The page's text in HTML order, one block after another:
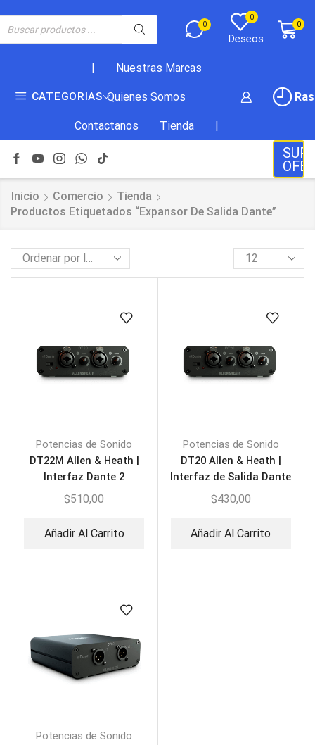
0
0
Deseos
0
CATEGORIAS
Nuestras Marcas
Quienes Somos
Contactanos Tienda
Inicio Comercio
Tienda
Productos Etiquetados “expansor De Salida Dante”
Potencias de Sonido
DT22M Allen & Heath |
Interfaz Dante 2
Entradas/ 2 Salidas
$510,00
Añadir Al Carrito
Potencias de Sonido
DT20 Allen & Heath |
Interfaz de Salida Dante
$430,00
Añadir Al Carrito
Potencias de Sonido